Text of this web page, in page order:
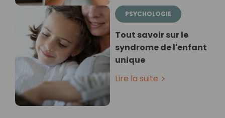
PSYCHOLOGIE
Tout savoir sur le
syndrome de l'enfant
unique
Lire la suite